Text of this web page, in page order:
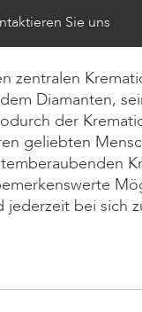
Sie uns
zentralen
Diamanten,
der
geliebten
bei sich